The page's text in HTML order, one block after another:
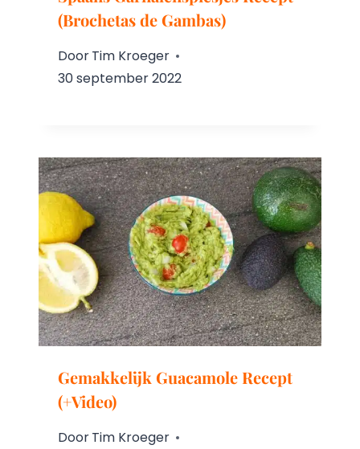
(Brochetas de Gambas)
DoorTim Kroeger
30 september 2022
Gemakkelijk Guacamole Recept
(+Video)
DoorTim Kroeger